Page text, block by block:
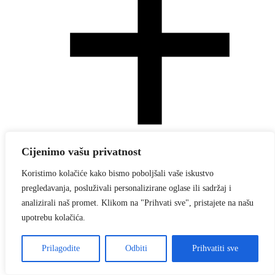
Cijenimo vašu privatnost
Koristimo kolačiće kako bismo poboljšali vaše iskustvo
pregledavanja, posluživali personalizirane oglase ili sadržaj i
analizirali naš promet. Klikom na "Prihvati sve", pristajete na našu
upotrebu kolačića.
Prilagodite Odbiti Prihvatiti sve